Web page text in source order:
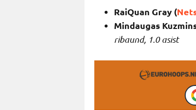
RaiQuan Gray (
Mindaugas
ribaund, 1.0 asist